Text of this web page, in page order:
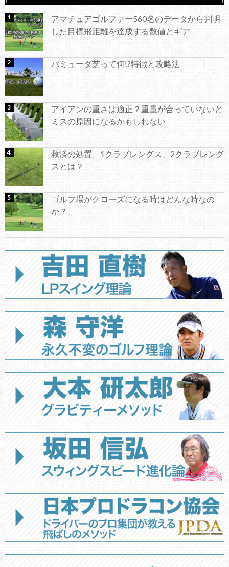
アマチュアゴルファー560名のデータから判明
した目標飛距離を達成する数値とギア
バミューダ芝って何!?特徴と攻略法
アイアンの重さは適正？重量が合っていないと
ミスの原因になるかもしれない
救済の処置、1クラブレングス、2クラブレング
スとは？
ゴルフ場がクローズになる時はどんな時なの
か？